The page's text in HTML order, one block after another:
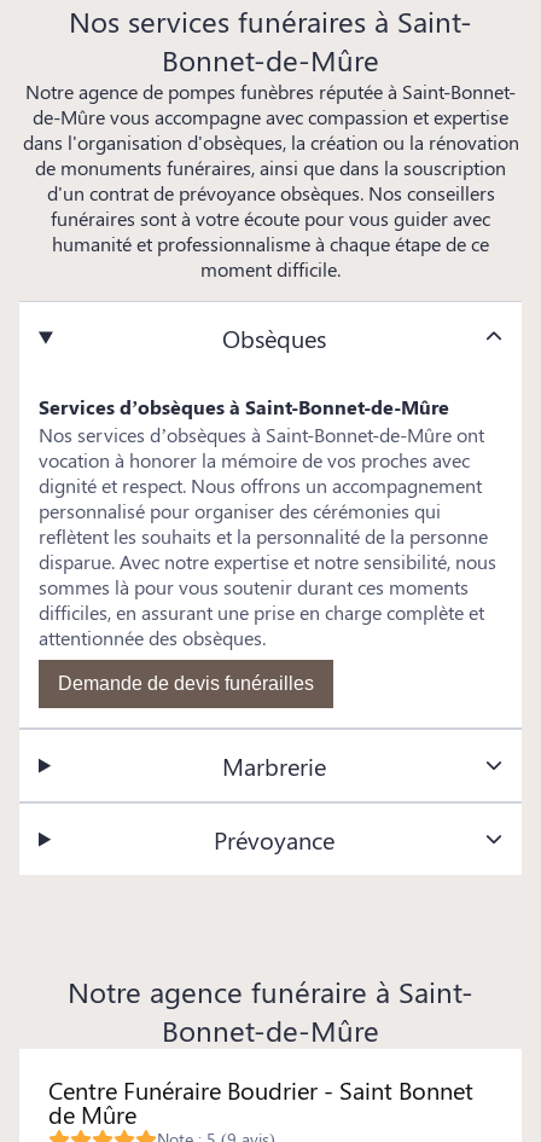
Nos services funéraires à Saint-
Bonnet-de-Mûre
Notre agence de pompes funèbres réputée à Saint-Bonnet-
de-Mûre vous accompagne avec compassion et expertise
dans l'organisation d'obsèques, la création ou la rénovation
de monuments funéraires, ainsi que dans la souscription
d'un contrat de prévoyance obsèques. Nos conseillers
funéraires sont à votre écoute pour vous guider avec
humanité et professionnalisme à chaque étape de ce
moment difficile.
Obsèques
Services d’obsèques à Saint-Bonnet-de-Mûre
Nos services d’obsèques à Saint-Bonnet-de-Mûre ont
vocation à honorer la mémoire de vos proches avec
dignité et respect. Nous offrons un accompagnement
personnalisé pour organiser des cérémonies qui
reflètent les souhaits et la personnalité de la personne
disparue. Avec notre expertise et notre sensibilité, nous
sommes là pour vous soutenir durant ces moments
difficiles, en assurant une prise en charge complète et
attentionnée des obsèques.
Demande de devis funérailles
Marbrerie
Prévoyance
Notre agence funéraire à Saint-
Bonnet-de-Mûre
Centre Funéraire Boudrier - Saint Bonnet
de Mûre